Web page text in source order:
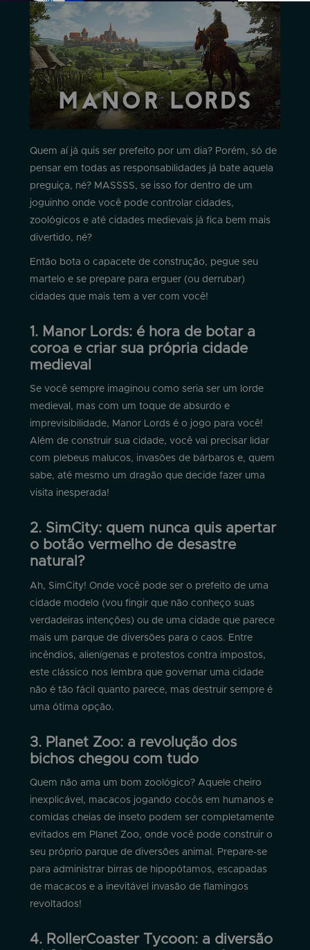
Quem aí já quis ser prefeito por um dia? Porém, só de
pensar em todas as responsabilidades já bate aquela
preguiça, né? MASSSS, se isso for dentro de um
joguinho onde você pode controlar cidades,
zoológicos e até cidades medievais já fica bem mais
divertido, né?
Então bota o capacete de construção, pegue seu
martelo e se prepare para erguer (ou derrubar)
cidades que mais tem a ver com você!
1. Manor Lords: é hora de botar a
coroa e criar sua própria cidade
medieval
Se você sempre imaginou como seria ser um lorde
medieval, mas com um toque de absurdo e
imprevisibilidade, Manor Lords é o jogo para você!
Além de construir sua cidade, você vai precisar lidar
com plebeus malucos, invasões de bárbaros e, quem
sabe, até mesmo um dragão que decide fazer uma
visita inesperada!
2. SimCity: quem nunca quis apertar
o botão vermelho de desastre
natural?
Ah, SimCity! Onde você pode ser o prefeito de uma
cidade modelo (vou fingir que não conheço suas
verdadeiras intenções) ou de uma cidade que parece
mais um parque de diversões para o caos. Entre
incêndios, alienígenas e protestos contra impostos,
este clássico nos lembra que governar uma cidade
não é tão fácil quanto parece, mas destruir sempre é
uma ótima opção.
3. Planet Zoo: a revolução dos
bichos chegou com tudo
Quem não ama um bom zoológico? Aquele cheiro
inexplicável, macacos jogando cocôs em humanos e
comidas cheias de inseto podem ser completamente
evitados em Planet Zoo, onde você pode construir o
seu próprio parque de diversões animal. Prepare-se
para administrar birras de hipopótamos, escapadas
de macacos e a inevitável invasão de flamingos
revoltados!
4. RollerCoaster Tycoon: a diversão